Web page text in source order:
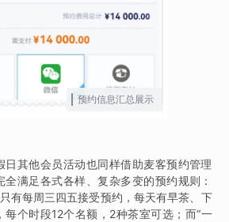
预约信息汇总展示
日其他会员活动也同样借助麦客预约管理
满足各式各样、复杂多变的预约规则：
有每周三四五接受预约，每天有早茶、下
每个时段12个名额，2种茶室可选；而“一